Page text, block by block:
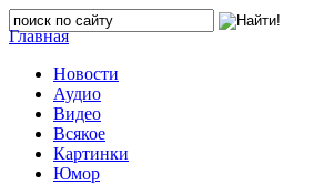
Главная
Новости
Аудио
Видео
Всякое
Картинки
Юмор